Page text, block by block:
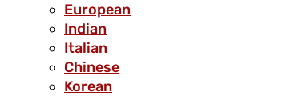
European
Indian
Italian
Chinese
Korean